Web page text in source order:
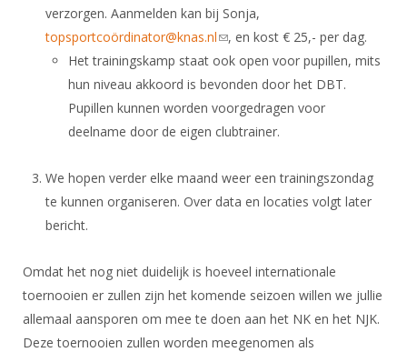
Verenigingsondersteuning
Witte Vlekkenplan
Oprichting Vereniging
Overschrijven leden
Nieuws
Aanvragen van scheidsrechters
Scheidsrechterslijst
Import inschrijvingen uit Nahouw
NK organiseren
Promotie en logo
Geschiedenis van het schermen
Archief
Bibliotheek
Touché
verzorgen. Aanmelden kan bij Sonja,
topsportcoördinator@knas.nl(link sends e-mail)
, en kost € 25,- per dag.
Het trainingskamp staat ook open voor pupillen, mits
hun niveau akkoord is bevonden door het DBT.
Pupillen kunnen worden voorgedragen voor
deelname door de eigen clubtrainer.
We hopen verder elke maand weer een trainingszondag
te kunnen organiseren. Over data en locaties volgt later
bericht.
Omdat het nog niet duidelijk is hoeveel internationale
toernooien er zullen zijn het komende seizoen willen we jullie
allemaal aansporen om mee te doen aan het NK en het NJK.
Deze toernooien zullen worden meegenomen als